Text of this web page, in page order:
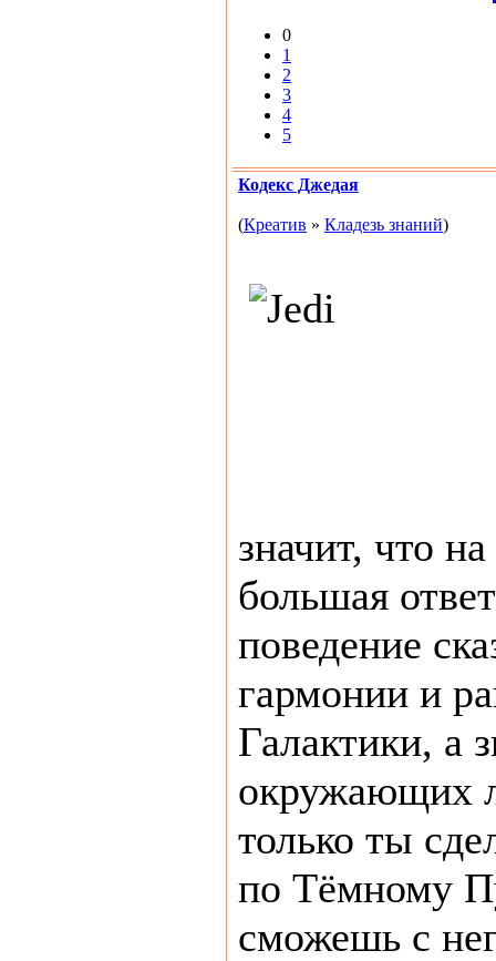
0
1
2
3
4
5
Кодекс Джедая
(Креатив » Кладезь знаний)
значит, что
большая
поведение
гармонии и
Галактики, а
окружающих
только ты
по Тёмному
сможешь с